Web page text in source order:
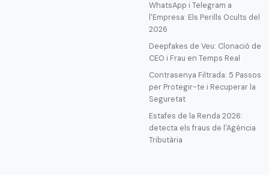
WhatsApp i Telegram a
l'Empresa: Els Perills Ocults del
2026
Deepfakes de Veu: Clonació de
CEO i Frau en Temps Real
Contrasenya Filtrada: 5 Passos
per Protegir-te i Recuperar la
Seguretat
Estafes de la Renda 2026:
detecta els fraus de l'Agència
Tributària